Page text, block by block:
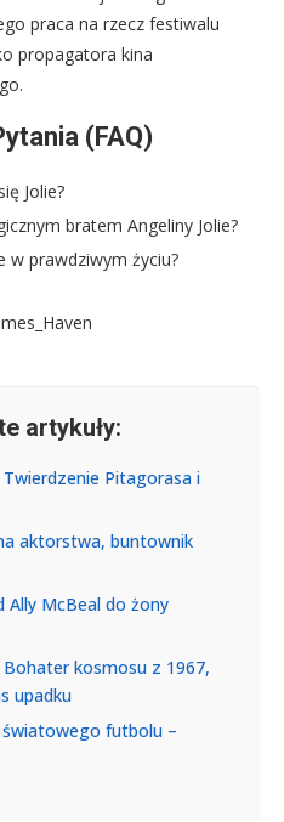
praca na rzecz festiwalu
propagatora kina
(FAQ)
Jolie?
bratem Angeliny Jolie?
w prawdziwym życiu?
artykuły:
Pitagorasa i
aktorstwa, buntownik
Ally McBeal do żony
Bohater kosmosu z 1967,
upadku
światowego futbolu –